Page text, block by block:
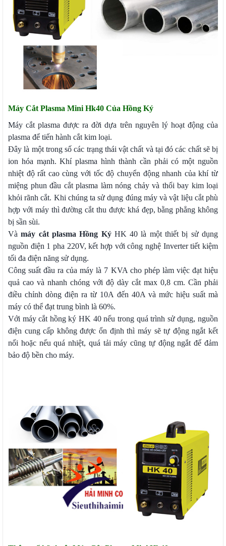
Máy Cắt Plasma Mini Hk40 Của Hồng Ký
Máy cắt plasma được ra đời dựa trên nguyên lý hoạt động của
plasma để tiến hành cắt kim loại.
Đây là một trong số các trạng thái vật chất và tại đó các chất sẽ bị
ion hóa mạnh. Khí plasma hình thành cần phải có một nguồn
nhiệt độ rất cao cùng với tốc độ chuyển động nhanh của khí từ
miệng phun đầu cắt plasma làm nóng chảy và thổi bay kim loại
khỏi rãnh cắt. Khi chúng ta sử dụng đúng máy và vật liệu cắt phù
hợp với máy thì đường cắt thu được khá đẹp, bằng phẳng không
bị sần sùi.
Vàmáy cắt plasma Hồng KýHK 40 là một thiết bị sử dụng
nguồn điện 1 pha 220V, kết hợp với công nghệ Inverter tiết kiệm
tối đa điện năng sử dụng.
Công suất đầu ra của máy là 7 KVA cho phép làm việc đạt hiệu
quả cao và nhanh chóng với độ dày cắt max 0,8 cm. Cần phải
điều chỉnh dòng điện ra từ 10A đến 40A và mức hiệu suất mà
máy có thể đạt trung bình là 60%.
Với máy cắt hồng ký HK 40 nếu trong quá trình sử dụng, nguồn
điện cung cấp không được ổn định thì máy sẽ tự động ngắt kết
nối hoặc nếu quá nhiệt, quá tải máy cũng tự động ngắt để đảm
bảo độ bền cho máy.